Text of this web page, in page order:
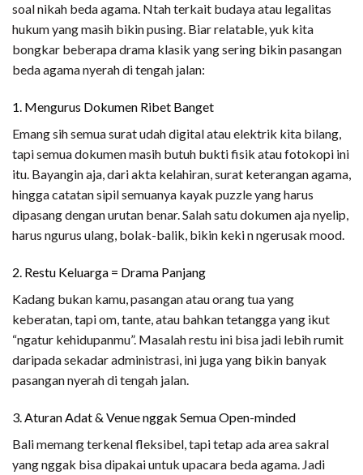
soal nikah beda agama. Ntah terkait budaya atau legalitas
hukum yang masih bikin pusing. Biar relatable, yuk kita
bongkar beberapa drama klasik yang sering bikin pasangan
beda agama nyerah di tengah jalan:
1. Mengurus Dokumen Ribet Banget
Emang sih semua surat udah digital atau elektrik kita bilang,
tapi semua dokumen masih butuh bukti fisik atau fotokopi ini
itu. Bayangin aja, dari akta kelahiran, surat keterangan agama,
hingga catatan sipil semuanya kayak puzzle yang harus
dipasang dengan urutan benar. Salah satu dokumen aja nyelip,
harus ngurus ulang, bolak-balik, bikin keki n ngerusak mood.
2. Restu Keluarga = Drama Panjang
Kadang bukan kamu, pasangan atau orang tua yang
keberatan, tapi om, tante, atau bahkan tetangga yang ikut
“ngatur kehidupanmu”. Masalah restu ini bisa jadi lebih rumit
daripada sekadar administrasi, ini juga yang bikin banyak
pasangan nyerah di tengah jalan.
3. Aturan Adat & Venue nggak Semua Open-minded
Bali memang terkenal fleksibel, tapi tetap ada area sakral
yang nggak bisa dipakai untuk upacara beda agama. Jadi